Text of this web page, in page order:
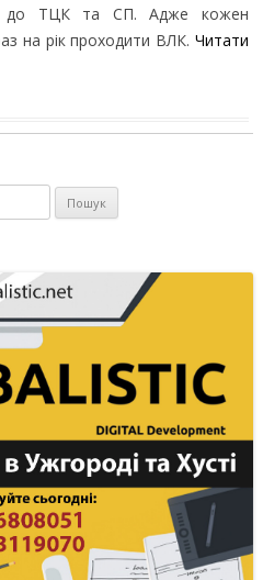
до ТЦК та СП. Адже кожен
на рік проходити ВЛК. Читати